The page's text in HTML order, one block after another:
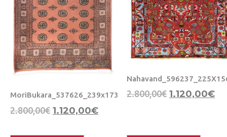
MoriBukara_537626_239x173
2.800,00€ 1.120,00€
2.800,00€ 1.120,00€